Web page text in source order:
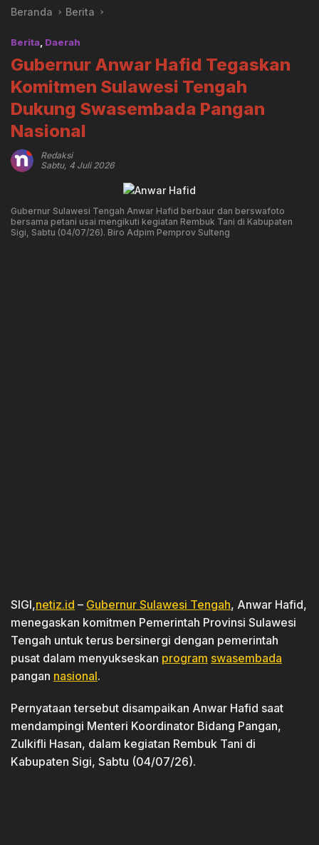
Beranda Berita
Berita Daerah
Gubernur Anwar Hafid Tegaskan
Komitmen Sulawesi Tengah
Dukung Swasembada Pangan
Nasional
Redaksi
Sabtu, 4 Juli 2026
Gubernur Sulawesi Tengah Anwar Hafid berbaur dan berswafoto
bersama petani usai mengikuti kegiatan Rembuk Tani di Kabupaten
Sigi, Sabtu (04/07/26). Biro Adpim Pemprov Sulteng
SIGI,netiz.id – Gubernur Sulawesi Tengah, Anwar Hafid,
menegaskan komitmen Pemerintah Provinsi Sulawesi
Tengah untuk terus bersinergi dengan pemerintah
pusat dalam menyukseskan program swasembada
pangan nasional.
Pernyataan tersebut disampaikan Anwar Hafid saat
mendampingi Menteri Koordinator Bidang Pangan,
Zulkifli Hasan, dalam kegiatan Rembuk Tani di
Kabupaten Sigi, Sabtu (04/07/26).